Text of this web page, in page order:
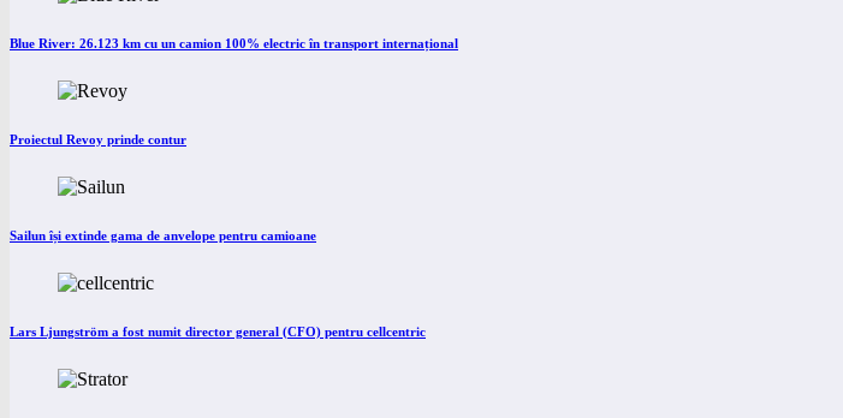
Blue River: 26.123 km cu un camion 100% electric în transport internațional
Proiectul Revoy prinde contur
Sailun își extinde gama de anvelope pentru camioane
Lars Ljungström a fost numit director general (CFO) pentru cellcentric